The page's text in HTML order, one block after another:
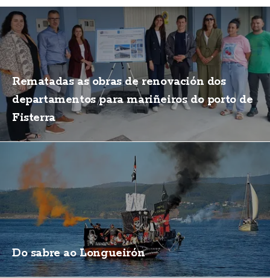
Rematadas as obras de renovación dos
departamentos para mariñeiros do porto de
Fisterra
Do sabre ao Longueirón